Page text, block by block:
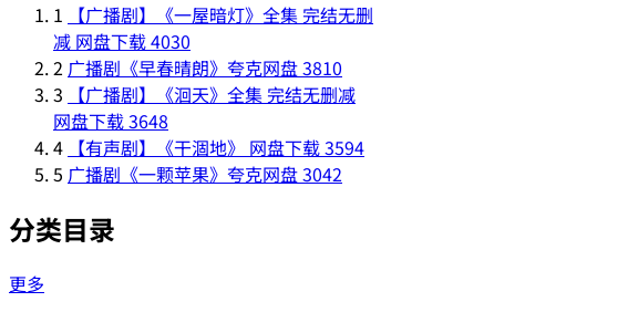
1
【广播剧】《一屋暗灯》全集 完结无删
减 网盘下载4030
2 广播剧《早春晴朗》夸克网盘3810
3
【广播剧】《洄天》全集 完结无删减
网盘下载3648
4 【有声剧】《干涸地》 网盘下载3594
5 广播剧《一颗苹果》夸克网盘3042
分类目录
更多